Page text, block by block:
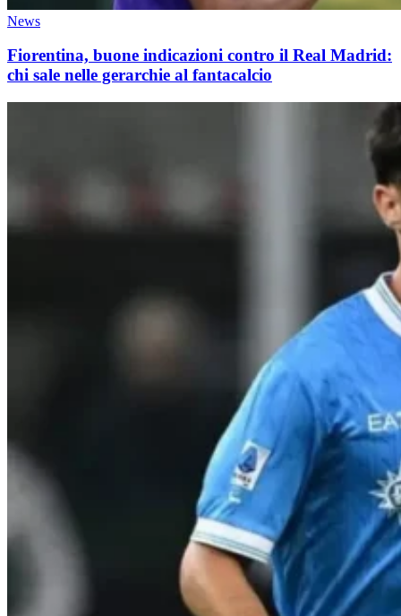
News
Fiorentina, buone indicazioni contro il Real Madrid:
chi sale nelle gerarchie al fantacalcio